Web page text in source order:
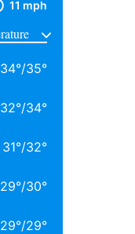
11 mph
34°/35°
32°/34°
31°/32°
29°/30°
29°/29°